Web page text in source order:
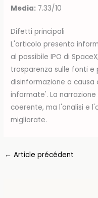
Media: 7.33/10
Difetti principali
L'articolo presenta
al possibile IPO di
trasparenza sulle fonti e
disinformazione a
informate'. La
coerente, ma l'analisi e
migliorate.
← Article précédent